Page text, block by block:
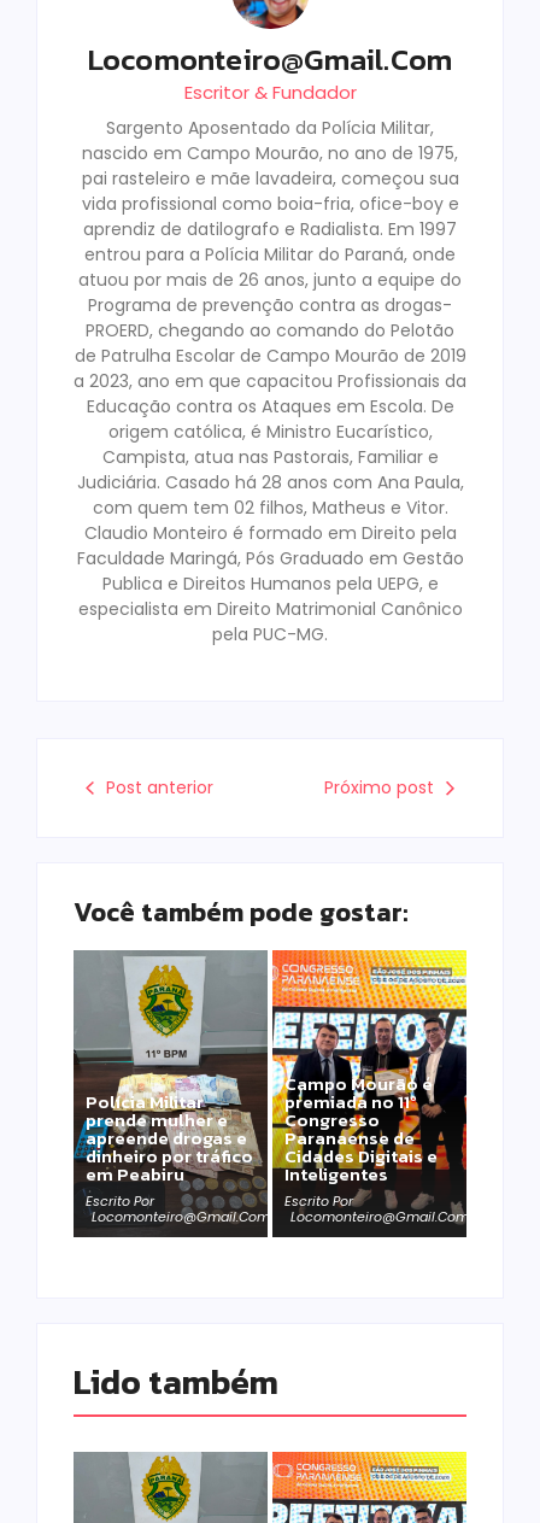
Locomonteiro@gmail.com
Escritor & Fundador
Sargento Aposentado da Polícia Militar,
nascido em Campo Mourão, no ano de 1975,
pai rasteleiro e mãe lavadeira, começou sua
vida profissional como boia-fria, ofice-boy e
aprendiz de datilografo e Radialista. Em 1997
entrou para a Polícia Militar do Paraná, onde
atuou por mais de 26 anos, junto a equipe do
Programa de prevenção contra as drogas-
PROERD, chegando ao comando do Pelotão
de Patrulha Escolar de Campo Mourão de 2019
a 2023, ano em que capacitou Profissionais da
Educação contra os Ataques em Escola. De
origem católica, é Ministro Eucarístico,
Campista, atua nas Pastorais, Familiar e
Judiciária. Casado há 28 anos com Ana Paula,
com quem tem 02 filhos, Matheus e Vitor.
Claudio Monteiro é formado em Direito pela
Faculdade Maringá, Pós Graduado em Gestão
Publica e Direitos Humanos pela UEPG, e
especialista em Direito Matrimonial Canônico
pela PUC-MG.
Post anterior Próximo post
Você também pode gostar:
Polícia Militar
prende mulher e
apreende drogas e
dinheiro por tráfico
em Peabiru
Escrito Por
Locomonteiro@gmail.com
Campo Mourão é
premiada no 11º
Congresso
Paranaense de
Cidades Digitais e
Inteligentes
Escrito Por
Locomonteiro@gmail.com
Lido também